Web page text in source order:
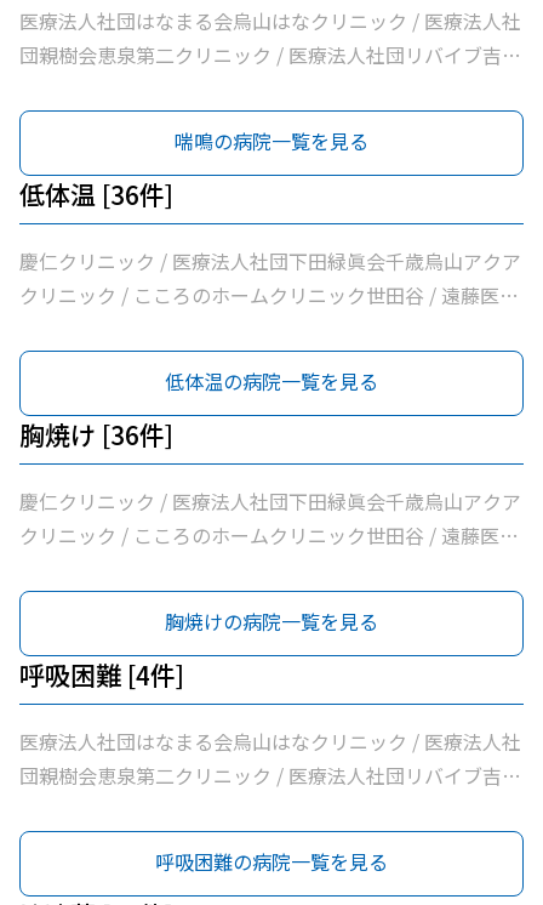
ニック / 古谷医院 / 世田谷区医師会付属烏山診療所 / 交番
通り歯科 / 医療法人社団小島整形外科医院 / 杉浦クリニッ
清孝会田村クリニック / 香川内科クリニック / 大賀内科ク
リニック / 上祖師谷かたらいクリニック / 医療法人社団親
樹会恵泉クリニック / ちとせ台内科クリニック
ニック / 医療法人社団親樹会恵泉第二クリニック / 烏山慶
友整形外科・内科総合クリニック / 医療法人社団広田内科
ク / ヒロクリニック / 南烏山クリニック / Ｋメディカルク
リニック / 医療法人社団リバイブ吉野クリニック / しまだ
クリニック / 千歳烏山駅前内科・糖尿病クリニック / ヨシ
ダ消化器内科クリニック / 医療法人社団永研会ちとせクリ
ニック / 古谷医院 / 世田谷区医師会付属烏山診療所 / 交番
通り歯科 / 医療法人社団小島整形外科医院 / 杉浦クリニッ
清孝会田村クリニック / 香川内科クリニック / 大賀内科ク
リニック / 上祖師谷かたらいクリニック / 医療法人社団親
樹会恵泉クリニック / ちとせ台内科クリニック
医療法人社団はなまる会烏山はなクリニック / 医療法人社
団親樹会恵泉第二クリニック / 医療法人社団リバイブ吉野
喘鳴の病院一覧を見る
低体温 [36件]
慶仁クリニック / 医療法人社団下田緑眞会千歳烏山アクア
クリニック / こころのホームクリニック世田谷 / 遠藤医院
千歳烏山駅前いたがき内科クリニック内科・消化器内科・
内視鏡内科・肛門内科 / 世田谷調布大友内科リウマチ科千
歳烏山院 / 烏山クリニック / 医療法人社団はなまる会烏山
はなクリニック / 医療法人社団下田緑眞会世田谷北部クリ
ニック / 医療法人社団親樹会恵泉第二クリニック / 烏山慶
友整形外科・内科総合クリニック / 医療法人社団広田内科
ク / ヒロクリニック / 南烏山クリニック / Ｋメディカルク
リニック / 医療法人社団リバイブ吉野クリニック / しまだ
クリニック / 千歳烏山駅前内科・糖尿病クリニック / ヨシ
ダ消化器内科クリニック / 医療法人社団永研会ちとせクリ
ニック / 古谷医院 / 世田谷区医師会付属烏山診療所 / 交番
通り歯科 / 医療法人社団小島整形外科医院 / 杉浦クリニッ
清孝会田村クリニック / 香川内科クリニック / 大賀内科ク
リニック / 上祖師谷かたらいクリニック / 医療法人社団親
低体温の病院一覧を見る
胸焼け [36件]
慶仁クリニック / 医療法人社団下田緑眞会千歳烏山アクア
クリニック / こころのホームクリニック世田谷 / 遠藤医院
千歳烏山駅前いたがき内科クリニック内科・消化器内科・
内視鏡内科・肛門内科 / 世田谷調布大友内科リウマチ科千
歳烏山院 / 烏山クリニック / 医療法人社団はなまる会烏山
はなクリニック / 医療法人社団下田緑眞会世田谷北部クリ
ニック / 医療法人社団親樹会恵泉第二クリニック / 烏山慶
友整形外科・内科総合クリニック / 医療法人社団広田内科
ク / ヒロクリニック / 南烏山クリニック / Ｋメディカルク
リニック / 医療法人社団リバイブ吉野クリニック / しまだ
胸焼けの病院一覧を見る
呼吸困難 [4件]
医療法人社団はなまる会烏山はなクリニック / 医療法人社
団親樹会恵泉第二クリニック / 医療法人社団リバイブ吉野
呼吸困難の病院一覧を見る